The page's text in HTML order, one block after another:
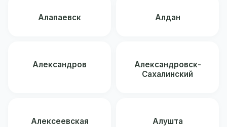
Алапаевск Алдан
Александров
Александровск-
Сахалинский
Алексеевская Алушта